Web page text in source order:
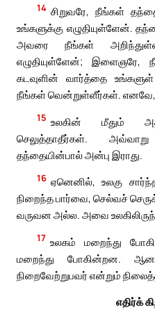
14 சிறுவரே, நீங்கள்
உங்களுக்கு எழுதியுள்ளேன்.
அவரை நீங்கள்
எழுதியுள்ளேன்;
கடவுளின் வார்த்தை
நீங்கள் வென்றுள்ளீர்கள். எனவே,
15 உலகின் மீதும்
செலுத்தாதீர்கள்.
தந்தையின்பால் அன்பு இராது.
16 ஏனெனில், உலகு
நிறைந்த பார்வை, செல்வச்
வருவன அல்ல. அவை
17 உலகம் மறைந்து
மறைந்து போகின்றன.
நிறைவேற்றுபவர் என்றும்
எதிர்க்